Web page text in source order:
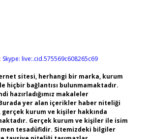
Skype: live:.cid.575569c608265c69
sitesi, herhangi bir marka, kurum
hiçbir bağlantısı bulunmamaktadır.
hazırladığımız makaleler
yer alan içerikler haber niteliği
gerçek kurum ve kişiler hakkında
Gerçek kurum ve kişiler ile isim
tesadüfidir. Sitemizdeki bilgiler